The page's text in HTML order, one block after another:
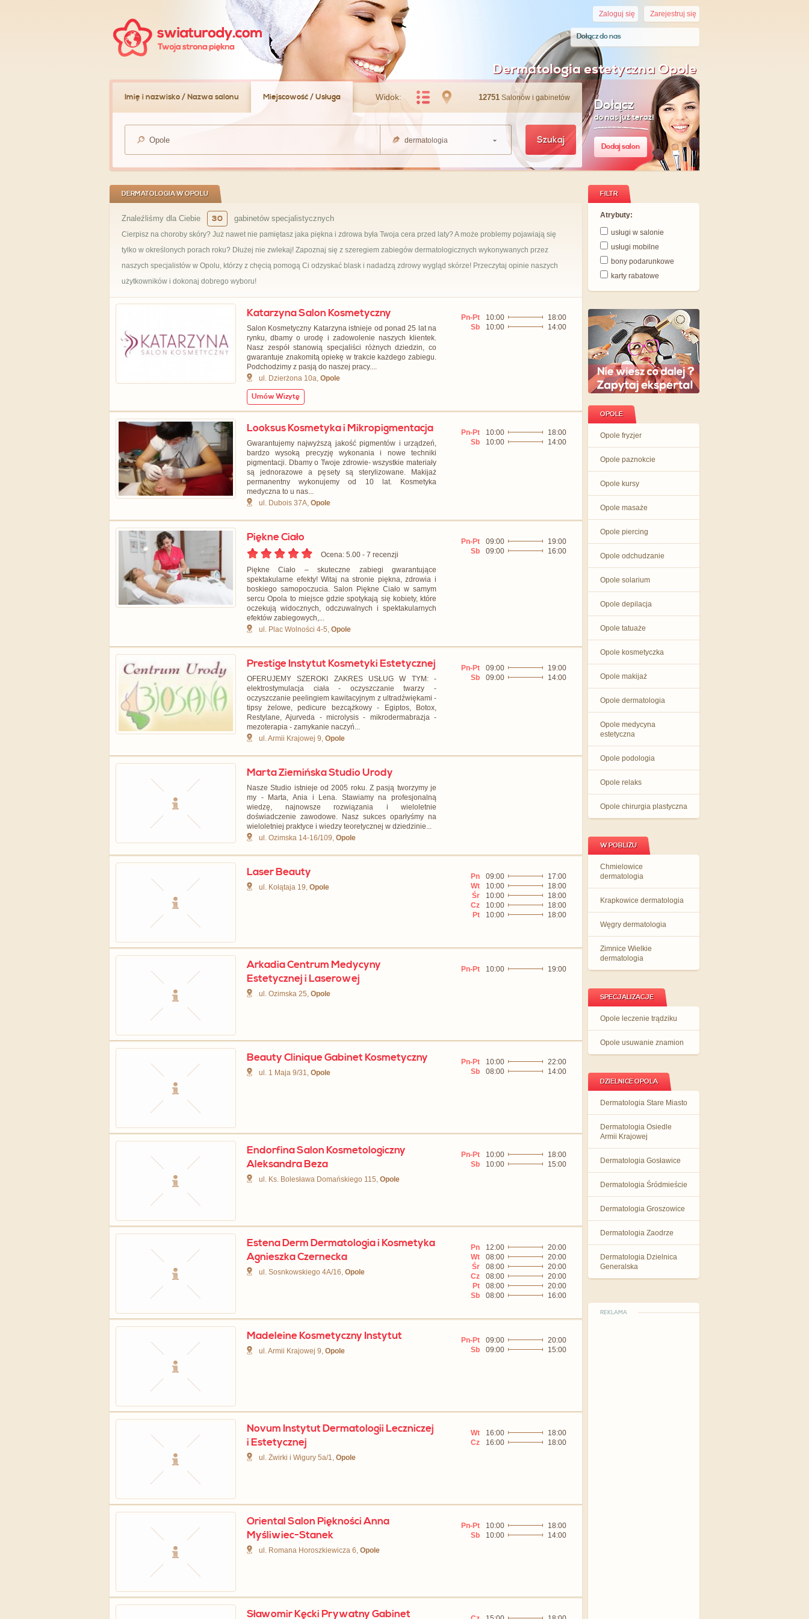
Zarejestruj się
Zaloguj się
Dołącz do nas
Dermatologia estetyczna Opole
Imię i nazwisko / Nazwa salonu Miejscowość / Usługa 12751 Salonów i gabinetów
Widok:
dermatologia Szukaj
Dołącz
do nas już teraz!
Dodaj salon
DERMATOLOGIA W OPOLU
Znaleźliśmy dla Ciebie 30 gabinetów specjalistycznych
Cierpisz na choroby skóry? Już nawet nie pamiętasz jaka piękna i zdrowa była Twoja cera przed laty? A może problemy pojawiają się
tylko w określonych porach roku? Dłużej nie zwlekaj! Zapoznaj się z szeregiem zabiegów dermatologicznych wykonywanych przez
naszych specjalistów w Opolu, którzy z chęcią pomogą Ci odzyskać blask i nadadzą zdrowy wygląd skórze! Przeczytaj opinie naszych
użytkowników i dokonaj dobrego wyboru!
Katarzyna Salon Kosmetyczny
Salon Kosmetyczny Katarzyna istnieje od ponad 25 lat na
rynku, dbamy o urodę i zadowolenie naszych klientek.
Nasz zespół stanowią specjaliści różnych dziedzin, co
gwarantuje znakomitą opiekę w trakcie każdego zabiegu.
Podchodzimy z pasją do naszej pracy....
ul. Dzierżona 10a, Opole
Umów Wizytę
Pn-Pt 10:00
18:00
Sb
10:00 14:00
Looksus Kosmetyka i Mikropigmentacja
Gwarantujemy najwyższą jakość pigmentów i urządzeń,
bardzo wysoką precyzję wykonania i nowe techniki
pigmentacji. Dbamy o Twoje zdrowie- wszystkie materiały
są jednorazowe a pęsety są sterylizowane. Makijaż
permanentny wykonujemy od 10 lat. Kosmetyka
medyczna to u nas...
ul. Dubois 37A, Opole
Pn-Pt 10:00
18:00
Sb
10:00 14:00
Piękne Ciało
Ocena: 5.00 - ‎7 recenzji
Piękne Ciało – skuteczne zabiegi gwarantujące
spektakularne efekty! Witaj na stronie piękna, zdrowia i
boskiego samopoczucia. Salon Piękne Ciało w samym
sercu Opola to miejsce gdzie spotykają się kobiety, które
oczekują widocznych, odczuwalnych i spektakularnych
efektów zabiegowych,...
ul. Plac Wolności 4-5, Opole
Pn-Pt 09:00
19:00
Sb
09:00 16:00
Prestige Instytut Kosmetyki Estetycznej
OFERUJEMY SZEROKI ZAKRES USŁUG W TYM: -
elektrostymulacja ciała - oczyszczanie twarzy -
oczyszczanie peelingiem kawitacyjnym z ultradźwiękami -
tipsy żelowe, pedicure bezcążkowy - Egiptos, Botox,
Restylane, Ajurveda - microlysis - mikrodermabrazja -
mezoterapia - zamykanie naczyń...
ul. Armii Krajowej 9, Opole
Pn-Pt 09:00
19:00
Sb
09:00 14:00
Marta Ziemińska Studio Urody
Nasze Studio istnieje od 2005 roku. Z pasją tworzymy je
my - Marta, Ania i Lena. Stawiamy na profesjonalną
wiedzę, najnowsze rozwiązania i wieloletnie
doświadczenie zawodowe. Nasz sukces oparłyśmy na
wieloletniej praktyce i wiedzy teoretycznej w dziedzinie...
ul. Ozimska 14-16/109, Opole
Laser Beauty
ul. Kołątaja 19, Opole
Pn 09:00
17:00
Wt
10:00
18:00
Śr
10:00
18:00
Cz
10:00
18:00
Pt
10:00 18:00
Arkadia Centrum Medycyny
Estetycznej i Laserowej
ul. Ozimska 25, Opole
Pn-Pt 10:00 19:00
Beauty Clinique Gabinet Kosmetyczny
ul. 1 Maja 9/31, Opole
Pn-Pt 10:00
22:00
Sb
08:00 14:00
Endorfina Salon Kosmetologiczny
Aleksandra Beza
ul. Ks. Bolesława Domańskiego 115, Opole
Pn-Pt 10:00
18:00
Sb
10:00 15:00
Estena Derm Dermatologia i Kosmetyka
Agnieszka Czernecka
ul. Sosnkowskiego 4A/16, Opole
Pn 12:00
20:00
Wt
08:00
20:00
Śr
08:00
20:00
Cz
08:00
20:00
Pt
08:00
20:00
Sb
08:00 16:00
Madeleine Kosmetyczny Instytut
ul. Armii Krajowej 9, Opole
Pn-Pt 09:00
20:00
Sb
09:00 15:00
Novum Instytut Dermatologii Leczniczej
i Estetycznej
ul. Żwirki i Wigury 5a/1, Opole
Wt 16:00
18:00
Cz
16:00 18:00
Oriental Salon Piękności Anna
Myśliwiec-Stanek
ul. Romana Horoszkiewicza 6, Opole
Pn-Pt 10:00
18:00
Sb
10:00 14:00
Sławomir Kęcki Prywatny Gabinet
FILTR
Atrybuty:
usługi w salonie
usługi mobilne
bony podarunkowe
karty rabatowe
OPOLE
Opole fryzjer
Opole paznokcie
Opole kursy
Opole masaże
Opole piercing
Opole odchudzanie
Opole solarium
Opole depilacja
Opole tatuaże
Opole kosmetyczka
Opole makijaż
Opole dermatologia
Opole medycyna
estetyczna
Opole podologia
Opole relaks
Opole chirurgia plastyczna
W POBLIŻU
Chmielowice
dermatologia
Krapkowice dermatologia
Węgry dermatologia
Zimnice Wielkie
dermatologia
SPECJALIZACJE
Opole leczenie trądziku
Opole usuwanie znamion
DZIELNICE OPOLA
Dermatologia Stare Miasto
Dermatologia Osiedle
Armii Krajowej
Dermatologia Gosławice
Dermatologia Śródmieście
Dermatologia Groszowice
Dermatologia Zaodrze
Dermatologia Dzielnica
Generalska
REKLAMA